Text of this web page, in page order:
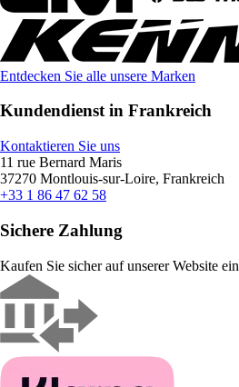
Entdecken Sie alle unsere Marken
Kundendienst in Frankreich
Kontaktieren Sie uns
11 rue Bernard Maris
37270 Montlouis-sur-Loire, Frankreich
+33 1 86 47 62 58
Sichere Zahlung
Kaufen Sie sicher auf unserer Website ein